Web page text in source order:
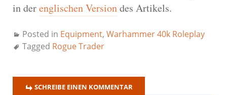
in derenglischen Versiondes Artikels.
Posted in Equipment, Warhammer 40k Roleplay
Tagged Rogue Trader
SCHREIBE EINEN KOMMENTAR